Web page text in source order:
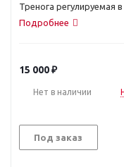
Тренога регулируемая
Подробнее
15 000₽
Нет в наличии
Под заказ